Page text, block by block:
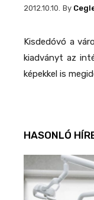
2012.10.10. By
Kisdedóvó a
kiadványt az
képekkel is
HASONLÓ